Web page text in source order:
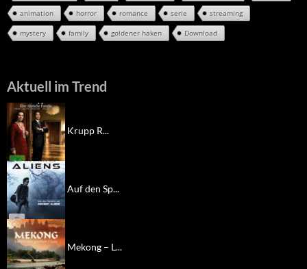
animation horror romance serie streaming
mystery family goldener haken Download
Aktuell im Trend
Krupp R...
Auf den Sp...
Mekong – L...